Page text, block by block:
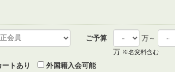
ご予算
万～
万 ※名変料含む
ートあり 外国籍入会可能